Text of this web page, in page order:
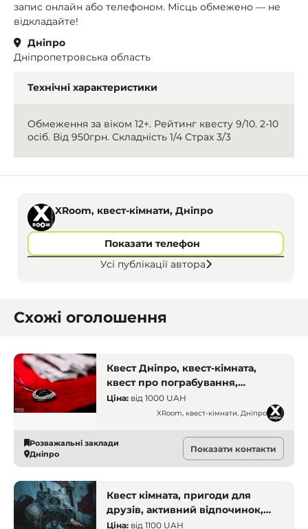
запис онлайн або телефоном. Місць обмежено — не
відкладайте!
Дніпро
Дніпропетровська область
Технічні характеристики
Обмеження за віком 12+. Рейтинг квесту 9/10. 2-10
осіб. Від 950грн. Складність 1/4 Страх 3/3
XRoom, квест-кімнати, Дніпро
Показати телефон
Усі публікації автора
Схожі оголошення
Квест Дніпро, квест-кімната,
квест про пограбування,
активний відпочинок, квести для
Ціна: від 1000 UAH
XRoom, квест-кімнати, Дніпро
Розважальні заклади
Дніпро
Показати контакти
Квест кімната, пригоди для
друзів, активний відпочинок,
квест Дніпро, хоррор квест,
Ціна: від 1100 UAH